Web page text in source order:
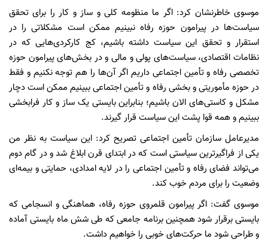
موسوی خاطرنشان کرد: اگر ما منظومه کلی و ساز و کار را برای تحقق
سیاست‌ها در پیرامون حوزه رفاه نبینیم ممکن است مشکلاتی را در
استقرار و تحقق این سیاست داشته باشیم، کج کارکردی‌هایی که در
نظامات اقتصادی، سیاست‌های پولی و مالی و در بخش‌های پیرامون حوزه
تخصصی رفاه و تأمین اجتماعی داریم اگر آن‌ها را هم توجه نکنیم و فقط
در حوزه مأموریتی و بخشی رفاه و تأمین اجتماعی ببینیم ممکن است دچار
مشکل و کاستی‌های الان باشیم؛ بنابراین بایستی یک ساز و کار فرابخشی
ببینیم و همه قوا پشت این سیاست قرار گیرند.
مدیرعامل سازمان تأمین اجتماعی تصریح کرد: این سیاست به نظر من
یکی از فراگیرترین سیاستی است که در ابتدای قرن ابلاغ شد و در گام دوم
می‌تواند فضای رفاه و تأمین اجتماعی را در لایه امدادی، حمایتی و بیمه‌ای
وضعیت را برای مردم خوب کند.
موسوی گفت: اگر پیرامون قلمروی حوزه رفاه، هماهنگی و انسجامی که
بایستی برقرار شود همچنین برنامه جامعی که طی شش ماه بایستی آماده
و طراحی شود ما حرکت‌های خوبی را خواهیم داشت.